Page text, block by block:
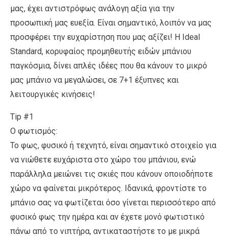
μας, έχει αντιστρόφως ανάλογη αξία για την
προσωπική μας ευεξία. Είναι σημαντικό, λοιπόν να μας
προσφέρει την ευχαρίστηση που μας αξίζει! Η Ideal
Standard, κορυφαίος προμηθευτής ειδών μπάνιου
παγκόσμια, δίνει απλές ιδέες που θα κάνουν το μικρό
μας μπάνιο να μεγαλώσει, σε 7+1 έξυπνες και
λειτουργικές κινήσεις!
Tip #1
Ο φωτισμός:
Το φως, φυσικό ή τεχνητό, είναι σημαντικό στοιχείο για
να νιώθετε ευχάριστα στο χώρο του μπάνιου, ενώ
παράλληλα μειώνει τις σκιές που κάνουν οποιοδήποτε
χώρο να φαίνεται μικρότερος. Ιδανικά, φροντίστε το
μπάνιο σας να φωτίζεται όσο γίνεται περισσότερο από
φυσικό φως την ημέρα και αν έχετε μονό φωτιστικό
πάνω από το νιπτήρα, αντικαταστήστε το με μικρά